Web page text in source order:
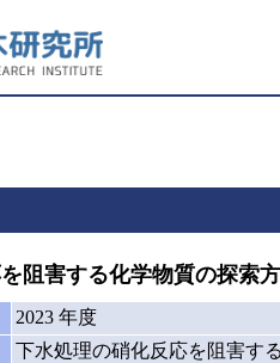
阻害する化学物質の探索
2023 年度
下水処理の硝化反応を阻害す